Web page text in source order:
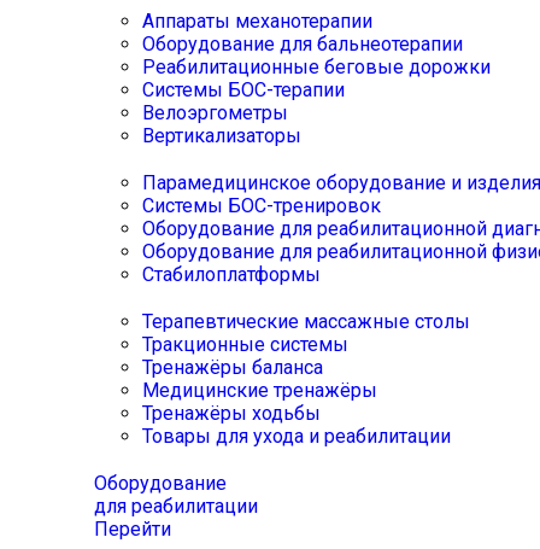
Аппараты механотерапии
Оборудование для бальнеотерапии
Реабилитационные беговые дорожки
Системы БОС-терапии
Велоэргометры
Вертикализаторы
Парамедицинское оборудование и изделия
Системы БОС-тренировок
Оборудование для реабилитационной
Оборудование для реабилитационной
Стабилоплатформы
Терапевтические массажные столы
Тракционные системы
Тренажёры баланса
Медицинские тренажёры
Тренажёры ходьбы
Товары для ухода и реабилитации
Оборудование
для реабилитации
Перейти